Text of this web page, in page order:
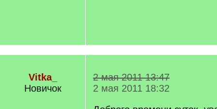
Vitka_
Новичок
2 мая 2011 13:47
2 мая 2011 18:32